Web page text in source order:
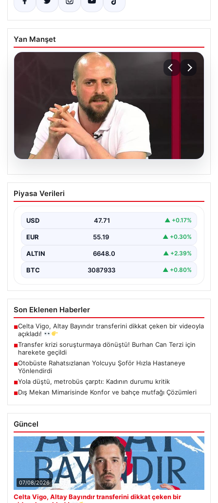
Yan Manşet
Transfer krizi soruşturmaya dönüştü!
Burhan Can Terzi için harekete geçildi
Piyasa Verileri
USD 47.71 ▲ +0.17%
EUR 55.19 ▲ +0.30%
ALTIN 6648.0 ▲ +2.39%
BTC 3087933 ▲ +0.80%
Son Eklenen Haberler
■Celta Vigo, Altay Bayındır transferini dikkat çeken bir videoyla
açıkladı!
■Transfer krizi soruşturmaya dönüştü! Burhan Can Terzi için
harekete geçildi
■Otobüste Rahatsızlanan Yolcuyu Şoför Hızla Hastaneye
Yönlendirdi
■Yola düştü, metrobüs çarptı: Kadının durumu kritik
■Dış Mekan Mimarisinde Konfor ve bahçe mutfağı Çözümleri
Güncel
07/08/2026
Celta Vigo, Altay Bayındır transferini dikkat çeken bir